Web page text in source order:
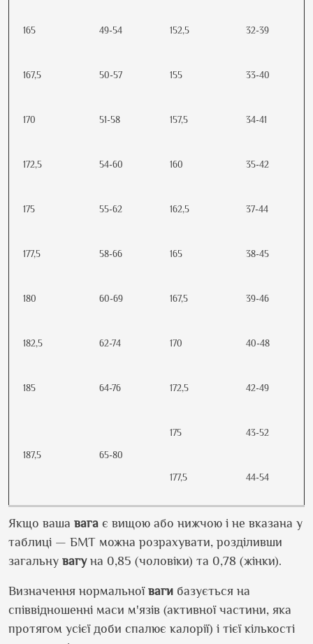
165 49-54 152,5 32-39
167,5 50-57 155 33-40
170 51-58 157,5 34-41
172,5 54-60 160 35-42
175 55-62 162,5 37-44
177,5 58-66 165 38-45
180 60-69 167,5 39-46
182,5 62-74 170 40-48
185 64-76 172,5 42-49
187,5 65-80
175 43-52
177,5 44-54
Якщо ваша вага є вищою або нижчою і не вказана у
таблиці — БМТ можна розрахувати, розділивши
загальну вагуна 0,85 (чоловіки) та 0,78 (жінки).
Визначення нормальної ваги базується на
співвідношенні маси м'язів (активної частини, яка
протягом усієї доби спалює калорії) і тієї кількості